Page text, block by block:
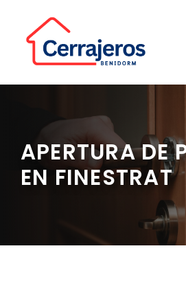
contenido
APERTURA DE
EN FINESTRAT